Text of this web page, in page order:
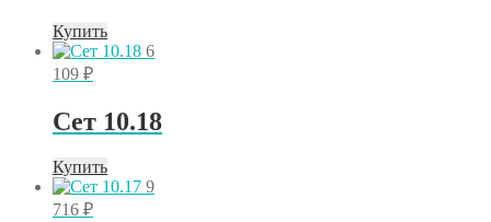
Купить
6
109 ₽
Сет 10.18
Купить
9
716 ₽